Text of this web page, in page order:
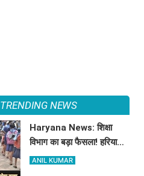
TRENDING NEWS
Haryana News: शिक्षा
विभाग का बड़ा फैसला! हरियाणा
में बंद होंगे 693 स्कूल, जाने क्या
ANIL KUMAR